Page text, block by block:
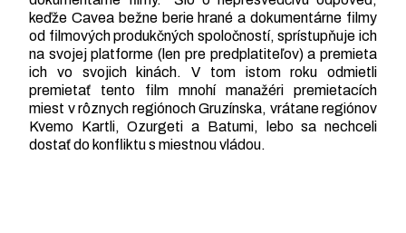
keďže Cavea bežne berie hrané a dokumentárne filmy
od filmových produkčných spoločností, sprístupňuje ich
na svojej platforme (len pre predplatiteľov) a premieta
ich vo svojich kinách. V tom istom roku odmietli
premietať tento film mnohí manažéri premietacích
miest v rôznych regiónoch Gruzínska, vrátane regiónov
Kvemo Kartli, Ozurgeti a Batumi, lebo sa nechceli
dostať do konfliktu s miestnou vládou.